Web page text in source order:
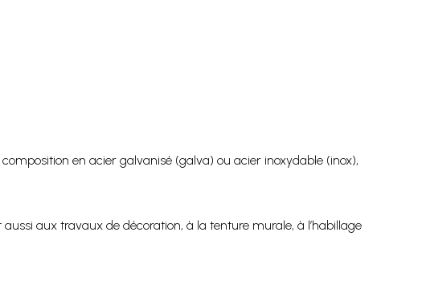
en acier galvanisé (galva) ou acier inoxydable (inox),
aux travaux de décoration, à la tenture murale, à l’habillage